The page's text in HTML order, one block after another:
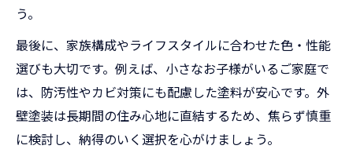
う。
最後に、家族構成やライフスタイルに合わせた色・性能
選びも大切です。例えば、小さなお子様がいるご家庭で
は、防汚性やカビ対策にも配慮した塗料が安心です。外
壁塗装は長期間の住み心地に直結するため、焦らず慎重
に検討し、納得のいく選択を心がけましょう。